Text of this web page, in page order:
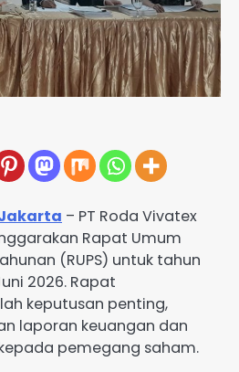
– PT Roda Vivatex
Rapat Umum
(RUPS) untuk tahun
2026. Rapat
keputusan penting,
laporan keuangan dan
pemegang saham.